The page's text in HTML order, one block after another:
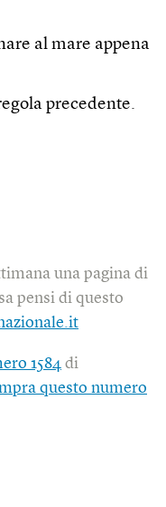
al mare appena
precedente.
una pagina di
pensi di questo
1584 di
questo numero